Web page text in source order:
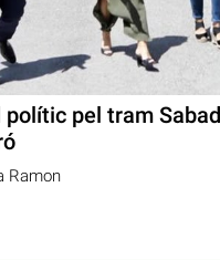
polític pel tram
Ramon